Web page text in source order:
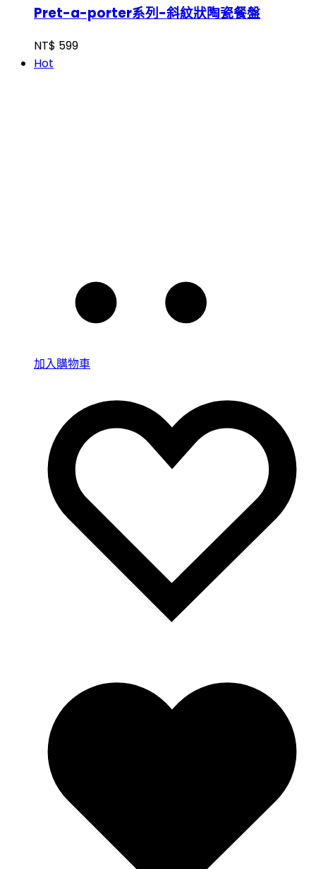
Pret-a-porter系列-斜紋狀陶瓷餐盤
NT$ 599
Hot
加入購物車